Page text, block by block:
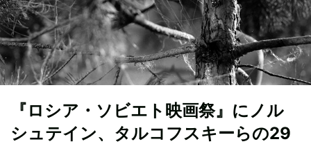
『ロシア・ソビエト映画祭』にノル
シュテイン、タルコフスキーらの29